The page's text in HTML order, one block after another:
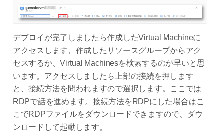
デプロイが完了しましたら作成したVirtual Machineに
アクセスします。作成したリソースグループからアク
セスするか、Virtual Machinesを検索するのが早いと思
います。アクセスしましたら上部の接続を押します
と、接続方法を問われますので選択します。ここでは
RDPで話を進めます。接続方法をRDPにした場合はこ
こでRDPファイルをダウンロードできますので、ダウ
ンロードして起動します。